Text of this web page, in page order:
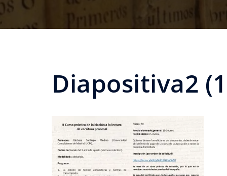
Diapositiva2